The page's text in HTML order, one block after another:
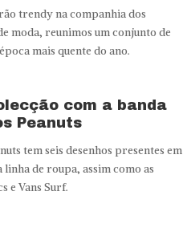
trendy na companhia dos
moda, reunimos um conjunto de
mais quente do ano.
com a banda
Peanuts
tem seis desenhos presentes em
de roupa, assim como as
e Vans Surf.